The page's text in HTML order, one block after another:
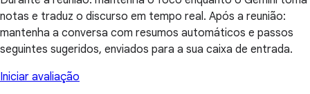
notas e traduz o discurso em tempo real. Após a reunião:
mantenha a conversa com resumos automáticos e passos
seguintes sugeridos, enviados para a sua caixa de entrada.
Iniciar avaliação